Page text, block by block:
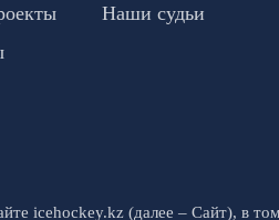
Наши судьи
icehockey.kz (далее – Сайт), в